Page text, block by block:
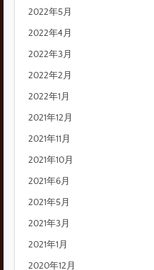
2022年5月
2022年4月
2022年3月
2022年2月
2022年1月
2021年12月
2021年11月
2021年10月
2021年6月
2021年5月
2021年3月
2021年1月
2020年12月